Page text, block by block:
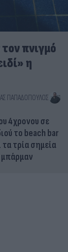
πνιγμό
η
ΠΑΠΑΔΌΠΟΥΛΟΣ
4χρονου σε
το beach bar
τρία σημεία